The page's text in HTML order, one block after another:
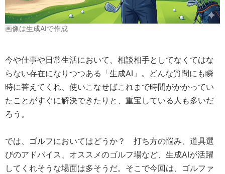
画像は生成AIで作成
今や仕事や日常生活において、相談相手としてなくてはな
らない存在になりつつある「生成AI」。どんな質問にも瞬
時に答えてくれ、使いこなせばこれまで時間がかかってい
たことがすぐに解決できたりと、重宝している人も多いだ
ろう。
では、ゴルフにおいてはどうか？ 打ち方の悩み、道具選
びのアドバイス、オススメのゴルフ場など、生成AIが活躍
してくれそうな場面は多そうだ。そこで今回は、ゴルファ